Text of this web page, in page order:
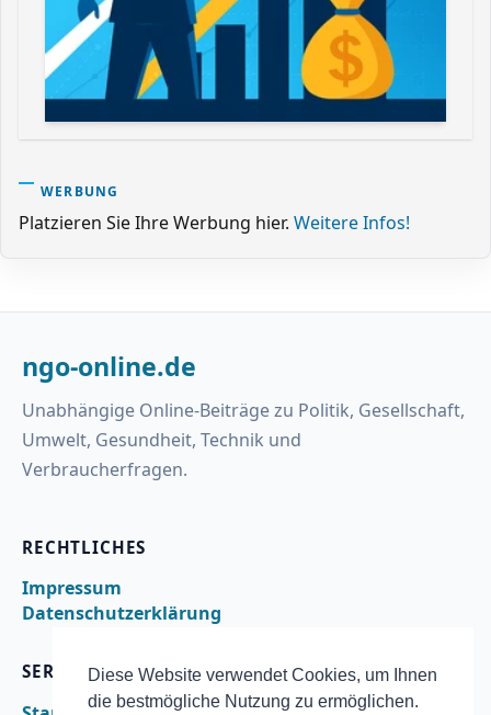
Diese Website verwendet Cookies, um Ihnen
die bestmögliche Nutzung zu ermöglichen.
WERBUNG
Platzieren Sie Ihre Werbung hier. Weitere Infos!
ngo-online.de
Unabhängige Online-Beiträge zu Politik, Gesellschaft,
Umwelt, Gesundheit, Technik und
Verbraucherfragen.
RECHTLICHES
Impressum
Datenschutzerklärung
SERVICE